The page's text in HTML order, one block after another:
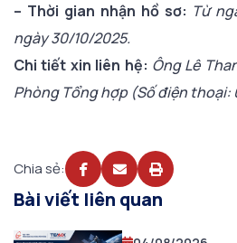
– Thời gian nhận hồ sơ: Từ
ngày 30/10/2025.
Chi tiết xin liên hệ: Ông Lê
Phòng Tổng hợp (Số điện thoại:
Chia sẻ:
Bài viết liên quan